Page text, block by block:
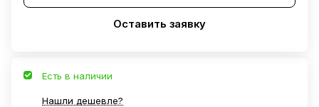
Оставить заявку
Есть в наличии
Нашли дешевле?